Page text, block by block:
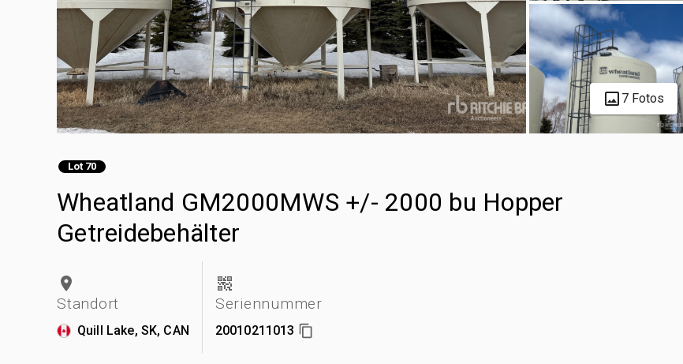
7 Fotos
Lot 70
Wheatland GM2000MWS +/- 2000 bu Hopper
Getreidebehälter
Standort
Quill Lake, SK, CAN
Seriennummer
20010211013